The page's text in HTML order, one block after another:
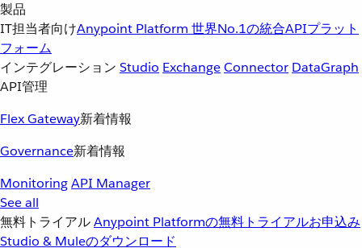
製品
IT担当者向けAnypoint Platform 世界No.1の統合APIプラット
フォーム
インテグレーション Studio ExchangeConnector DataGraph
API管理
Flex Gateway新着情報
Governance新着情報
MonitoringAPI Manager
See all
無料トライアルAnypoint Platformの無料トライアルお申込み
Studio & Muleのダウンロード